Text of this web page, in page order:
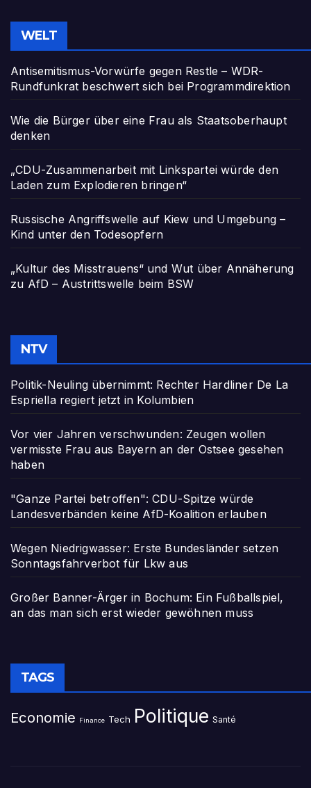
WELT
Antisemitismus-Vorwürfe gegen Restle – WDR-
Rundfunkrat beschwert sich bei Programmdirektion
Wie die Bürger über eine Frau als Staatsoberhaupt
denken
„CDU-Zusammenarbeit mit Linkspartei würde den
Laden zum Explodieren bringen“
Russische Angriffswelle auf Kiew und Umgebung –
Kind unter den Todesopfern
„Kultur des Misstrauens“ und Wut über Annäherung
zu AfD – Austrittswelle beim BSW
NTV
Politik-Neuling übernimmt: Rechter Hardliner De La
Espriella regiert jetzt in Kolumbien
Vor vier Jahren verschwunden: Zeugen wollen
vermisste Frau aus Bayern an der Ostsee gesehen
haben
"Ganze Partei betroffen": CDU-Spitze würde
Landesverbänden keine AfD-Koalition erlauben
Wegen Niedrigwasser: Erste Bundesländer setzen
Sonntagsfahrverbot für Lkw aus
Großer Banner-Ärger in Bochum: Ein Fußballspiel,
an das man sich erst wieder gewöhnen muss
TAGS
Economie Finance Tech Politique Santé